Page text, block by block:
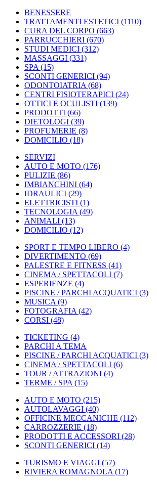
BENESSERE
TRATTAMENTI ESTETICI (1110)
CURA DEL CORPO (663)
PARRUCCHIERI (670)
STUDI MEDICI (312)
MASSAGGI (331)
SPA (15)
SCONTI GENERICI (94)
ODONTOIATRIA (68)
CENTRI FISIOTERAPICI (24)
OTTICI E OCULISTI (139)
PRODOTTI (66)
DIETOLOGI (39)
PROFUMERIE (8)
DOMICILIO (18)
SERVIZI
AUTO E MOTO (176)
PULIZIE (86)
IMBIANCHINI (64)
IDRAULICI (29)
ELETTRICISTI (1)
TECNOLOGIA (49)
ANIMALI (13)
DOMICILIO (12)
SPORT E TEMPO LIBERO (4)
DIVERTIMENTO (69)
PALESTRE E FITNESS (41)
CINEMA / SPETTACOLI (7)
ESPERIENZE (4)
PISCINE / PARCHI ACQUATICI (3)
MUSICA (9)
FOTOGRAFIA (42)
CORSI (48)
TICKETING (4)
PARCHI A TEMA
PISCINE / PARCHI ACQUATICI (3)
CINEMA / SPETTACOLI (6)
TOUR / ATTRAZIONI (4)
TERME / SPA (15)
AUTO E MOTO (215)
AUTOLAVAGGI (40)
OFFICINE MECCANICHE (112)
CARROZZERIE (18)
PRODOTTI E ACCESSORI (28)
SCONTI GENERICI (14)
TURISMO E VIAGGI (57)
RIVIERA ROMAGNOLA (17)